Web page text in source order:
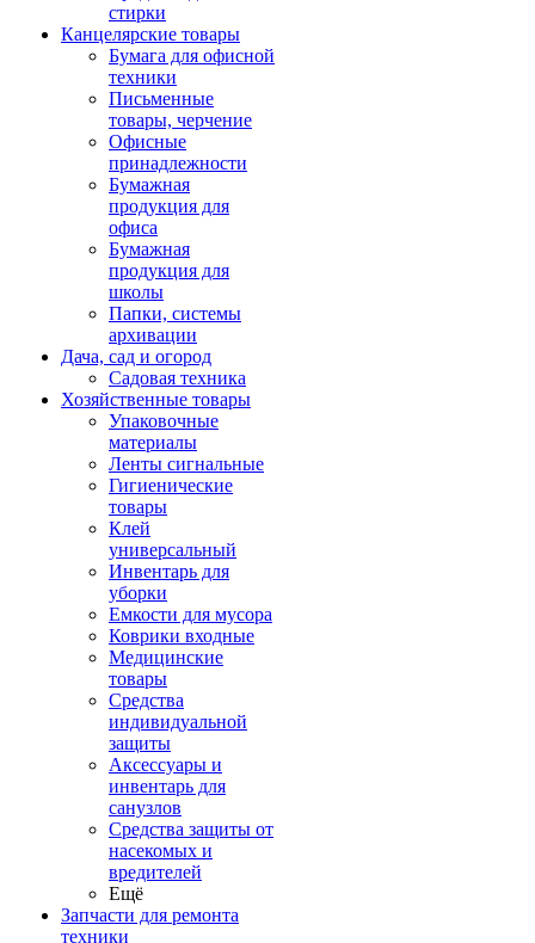
стирки
Канцелярские товары
Бумага для офисной
техники
Письменные
товары, черчение
Офисные
принадлежности
Бумажная
продукция для
офиса
Бумажная
продукция для
школы
Папки, системы
архивации
Дача, сад и огород
Садовая техника
Хозяйственные товары
Упаковочные
материалы
Ленты сигнальные
Гигиенические
товары
Клей
универсальный
Инвентарь для
уборки
Емкости для мусора
Коврики входные
Медицинские
товары
Средства
индивидуальной
защиты
Аксессуары и
инвентарь для
санузлов
Средства защиты от
насекомых и
вредителей
Ещё
Запчасти для ремонта
техники